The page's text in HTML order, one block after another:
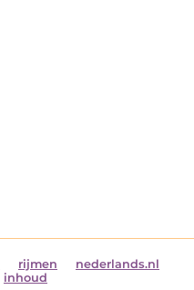
rijmen
nederlands.nl
inhoud